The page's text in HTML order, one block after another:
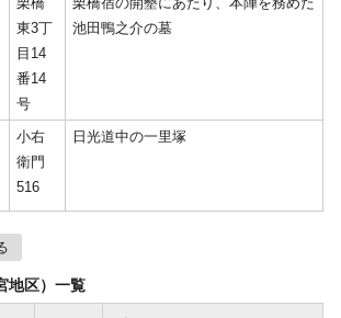
東3丁
目14
番14
号
池田鴨之介の墓
小右
衛門
516
日光道中の一里塚
地区）一覧